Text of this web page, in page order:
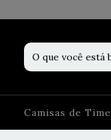
Camisas de Time